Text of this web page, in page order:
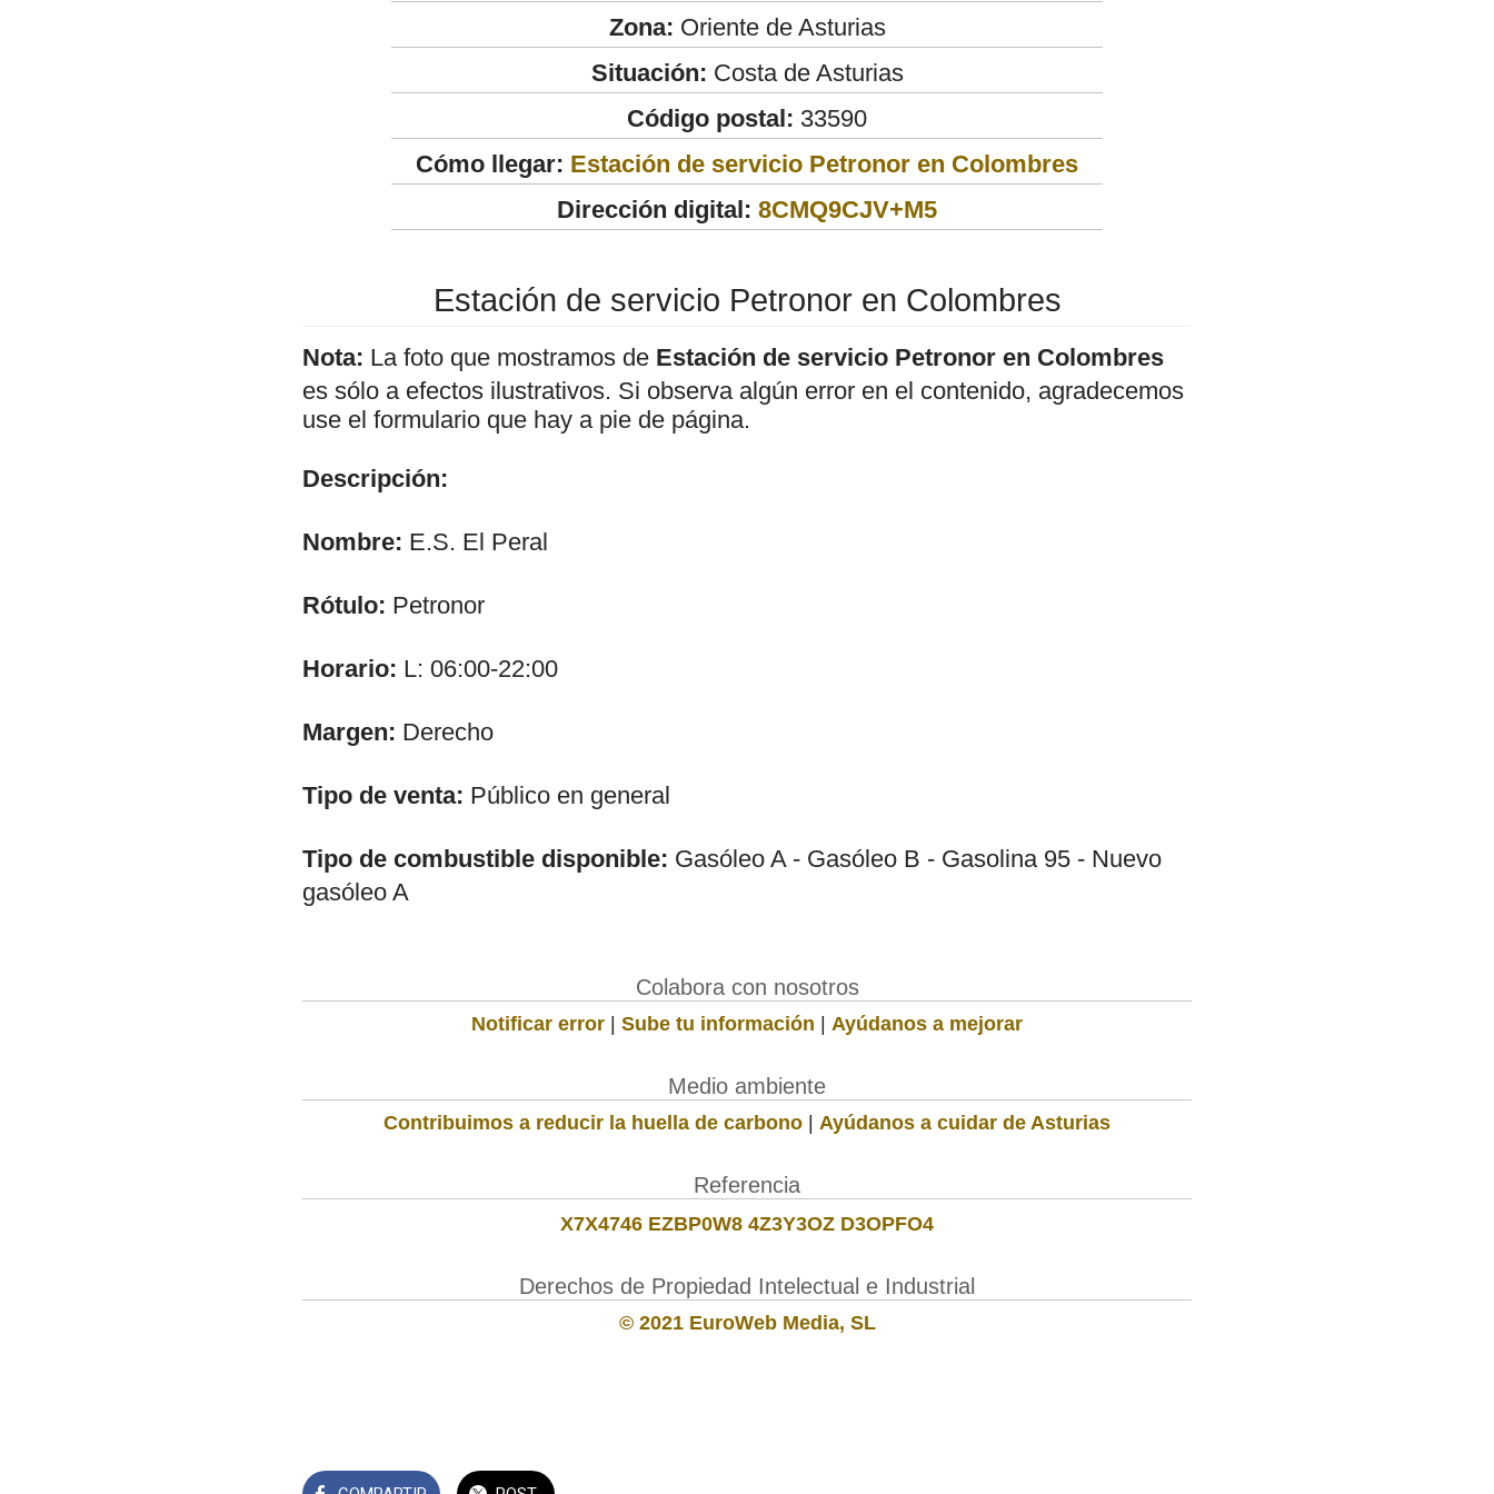
Zona: Oriente de Asturias
Situación: Costa de Asturias
Código postal: 33590
Cómo llegar: Estación de servicio Petronor en Colombres
Dirección digital: 8CMQ9CJV+M5
Estación de servicio Petronor en Colombres
Nota: La foto que mostramos de Estación de servicio Petronor en Colombres
es sólo a efectos ilustrativos. Si observa algún error en el contenido, agradecemos
use el formulario que hay a pie de página.
Descripción:
Nombre: E.S. El Peral
Rótulo: Petronor
Horario: L: 06:00-22:00
Margen: Derecho
Tipo de venta: Público en general
Tipo de combustible disponible: Gasóleo A - Gasóleo B - Gasolina 95 - Nuevo
gasóleo A
Colabora con nosotros
Notificar error | Sube tu información | Ayúdanos a mejorar
Medio ambiente
Contribuimos a reducir la huella de carbono | Ayúdanos a cuidar de Asturias
Referencia
X7X4746 EZBP0W8 4Z3Y3OZ D3OPFO4
Derechos de Propiedad Intelectual e Industrial
© 2021 EuroWeb Media, SL